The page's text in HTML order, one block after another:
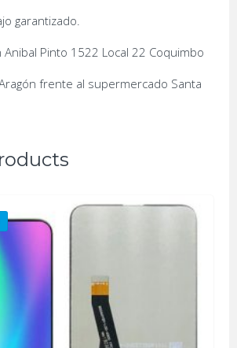
garantizado.
Pinto 1522 Local 22 Coquimbo
frente al supermercado Santa